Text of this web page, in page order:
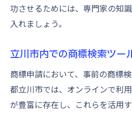
功させるためには、専門家の知
入れましょう。
立川市内での商標検索ツー
商標申請において、事前の商標
都立川市では、オンラインで利
が豊富に存在し、これらを活用